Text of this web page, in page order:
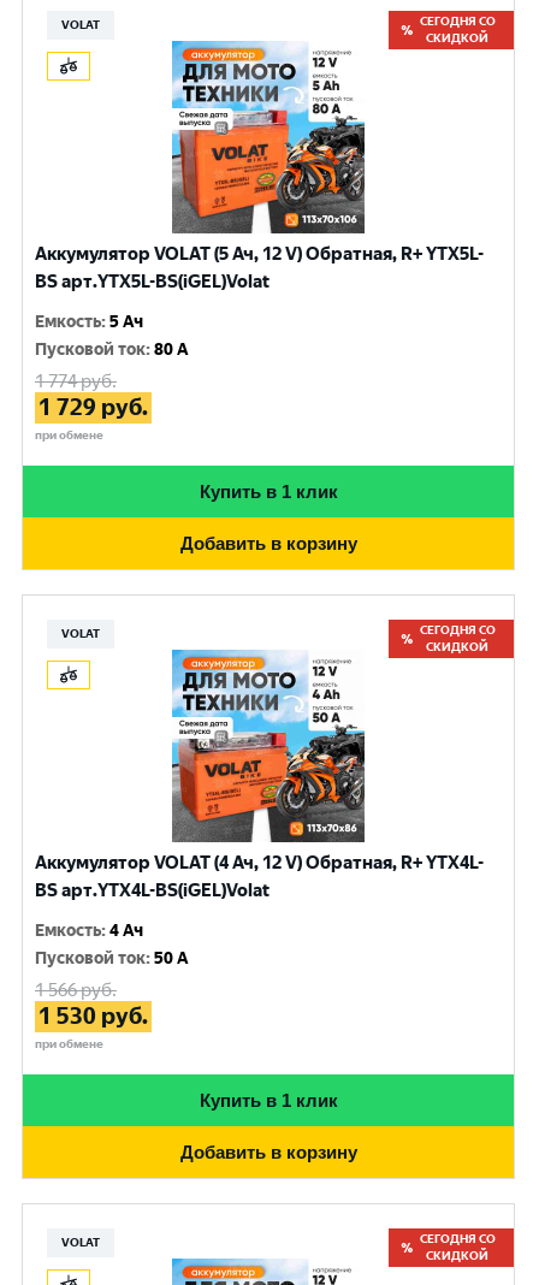
VOLAT
СЕГОДНЯ СО
СКИДКОЙ
Аккумулятор VOLAT (5 Ач, 12 V) Обратная, R+ YTX5L-
BS арт.YTX5L-BS(iGEL)Volat
Емкость:5 Ач
Пусковой ток:80 A
1 774руб.
1 729 руб.
при обмене
Купить в 1 клик
Добавить в корзину
VOLAT
СЕГОДНЯ СО
СКИДКОЙ
Аккумулятор VOLAT (4 Ач, 12 V) Обратная, R+ YTX4L-
BS арт.YTX4L-BS(iGEL)Volat
Емкость:4 Ач
Пусковой ток:50 A
1 566руб.
1 530 руб.
при обмене
Купить в 1 клик
Добавить в корзину
VOLAT
СЕГОДНЯ СО
СКИДКОЙ